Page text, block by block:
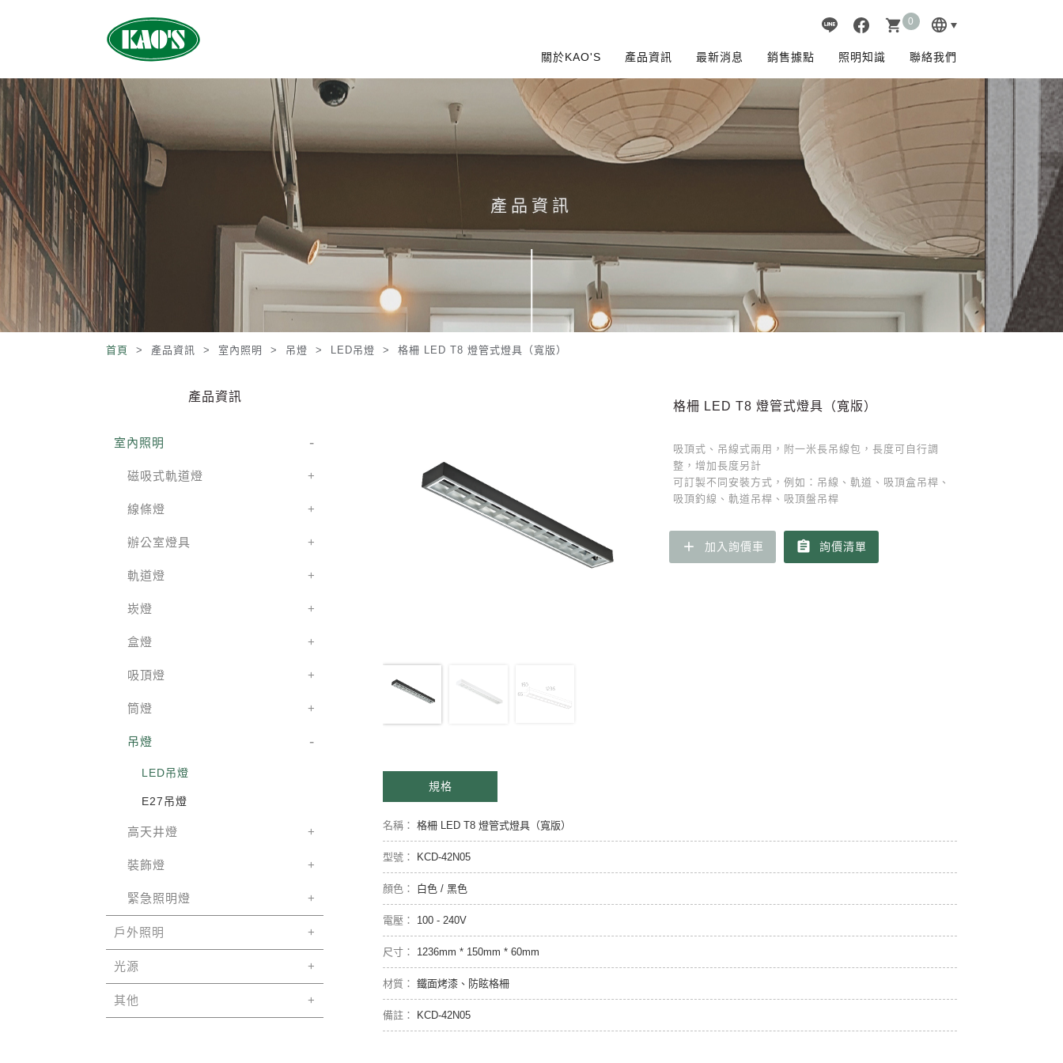
關於KAO'S 產品資訊 最新消息 銷售據點 照明知識 聯絡我們
language
shopping_cart 0
產品資訊
首頁 > 產品資訊 > 室內照明 > 吊燈 > LED吊燈 >格柵 LED T8 燈管式燈具（寬版）
產品資訊
室內照明
磁吸式軌道燈
線條燈
辦公室燈具
軌道燈
崁燈
盒燈
吸頂燈
筒燈
吊燈
LED吊燈
E27吊燈
高天井燈
裝飾燈
緊急照明燈
戶外照明
光源
其他
格柵 LED T8 燈管式燈具（寬版）
吸頂式、吊線式兩用，附一米長吊線包，長度可自行調
整，增加長度另計
可訂製不同安裝方式，例如：吊線、軌道、吸頂盒吊桿、
吸頂釣線、軌道吊桿、吸頂盤吊桿
add 加入詢價車 assignment 詢價清單
規格
格柵 LED T8 燈管式燈具（寬版）
KCD-42N05
白色 / 黑色
100 - 240V
1236mm * 150mm * 60mm
鐵面烤漆、防眩格柵
KCD-42N05